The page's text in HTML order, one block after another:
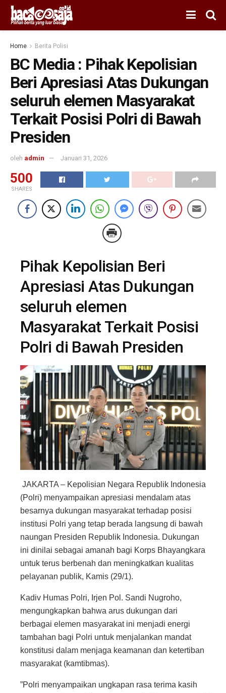
Home Berita Polisi
BC Media : Pihak Kepolisian
Beri Apresiasi Atas Dukungan
seluruh elemen Masyarakat
Terkait Posisi Polri di Bawah
Presiden
oleh admin Januari 31, 2026
500
SHARES
Pihak Kepolisian Beri
Apresiasi Atas Dukungan
seluruh elemen
Masyarakat Terkait Posisi
Polri di Bawah Presiden
​JAKARTA – Kepolisian Negara Republik Indonesia
(Polri) menyampaikan apresiasi mendalam atas
besarnya dukungan masyarakat terhadap posisi
institusi Polri yang tetap berada langsung di bawah
naungan Presiden Republik Indonesia. Dukungan
ini dinilai sebagai amanah bagi Korps Bhayangkara
untuk terus berbenah dan meningkatkan kualitas
pelayanan publik, Kamis (29/1).
​Kadiv Humas Polri, Irjen Pol. Sandi Nugroho,
mengungkapkan bahwa arus dukungan dari
berbagai elemen masyarakat ini menjadi energi
tambahan bagi Polri untuk menjalankan mandat
konstitusi dalam menjaga keamanan dan ketertiban
masyarakat (kamtibmas).
​”Polri menyampaikan ungkapan rasa terima kasih